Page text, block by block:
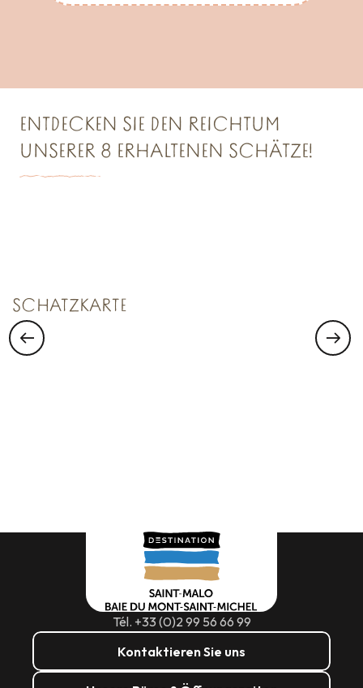
ENTDECKEN SIE DEN REICHTUM
UNSERER 8 ERHALTENEN SCHÄTZE!
SCHATZKARTE
Tél. +33 (0)2 99 56 66 99
Kontaktieren Sie uns